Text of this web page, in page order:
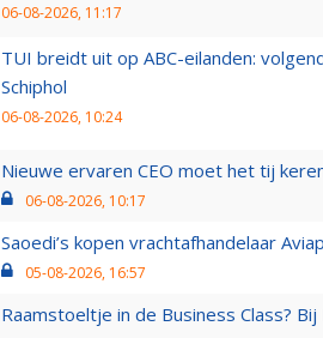
06-08-2026, 11:17
TUI breidt uit op ABC-eilanden:
Schiphol
06-08-2026, 10:24
Nieuwe ervaren CEO moet het tij
06-08-2026, 10:17
Saoedi’s kopen vrachtafhandelaar
05-08-2026, 16:57
Raamstoeltje in de Business Class?